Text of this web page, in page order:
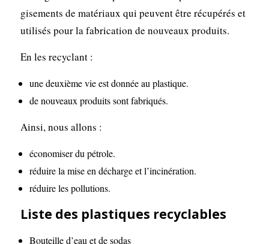
gisements de matériaux qui peuvent être récupérés et
utilisés pour la fabrication de nouveaux produits.
En les recyclant :
une deuxième vie est donnée au plastique.
de nouveaux produits sont fabriqués.
Ainsi, nous allons :
économiser du pétrole.
réduire la mise en décharge et l’incinération.
réduire les pollutions.
Liste des plastiques recyclables
Bouteille d’eau et de sodas